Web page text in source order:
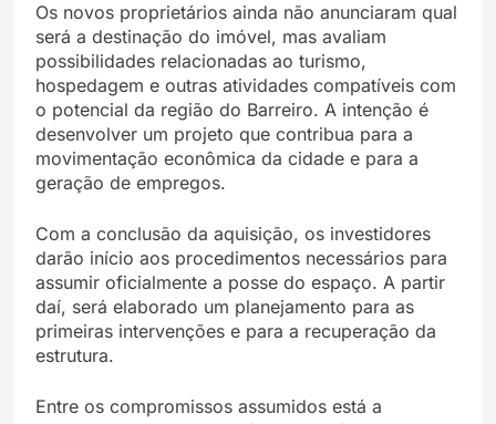
Os novos proprietários ainda não anunciaram qual
será a destinação do imóvel, mas avaliam
possibilidades relacionadas ao turismo,
hospedagem e outras atividades compatíveis com
o potencial da região do Barreiro. A intenção é
desenvolver um projeto que contribua para a
movimentação econômica da cidade e para a
geração de empregos.
Com a conclusão da aquisição, os investidores
darão início aos procedimentos necessários para
assumir oficialmente a posse do espaço. A partir
daí, será elaborado um planejamento para as
primeiras intervenções e para a recuperação da
estrutura.
Entre os compromissos assumidos está a